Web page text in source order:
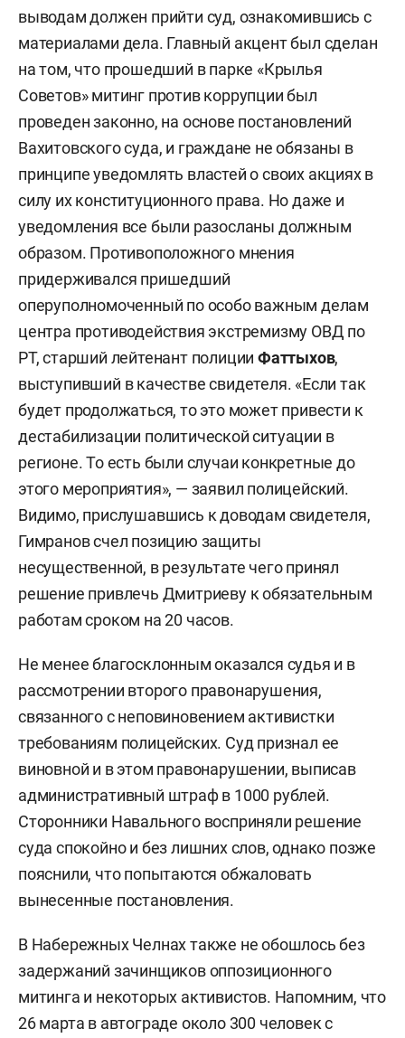
выводам должен прийти суд, ознакомившись с
материалами дела. Главный акцент был сделан
на том, что прошедший в парке «Крылья
Советов» митинг против коррупции был
проведен законно, на основе постановлений
Вахитовского суда, и граждане не обязаны в
принципе уведомлять властей о своих акциях в
силу их конституционного права. Но даже и
уведомления все были разосланы должным
образом. Противоположного мнения
придерживался пришедший
оперуполномоченный по особо важным делам
центра противодействия экстремизму ОВД по
РТ, старший лейтенант полиции Фаттыхов,
выступивший в качестве свидетеля. «Если так
будет продолжаться, то это может привести к
дестабилизации политической ситуации в
регионе. То есть были случаи конкретные до
этого мероприятия», — заявил полицейский.
Видимо, прислушавшись к доводам свидетеля,
Гимранов счел позицию защиты
несущественной, в результате чего принял
решение привлечь Дмитриеву к обязательным
работам сроком на 20 часов.
Не менее благосклонным оказался судья и в
рассмотрении второго правонарушения,
связанного с неповиновением активистки
требованиям полицейских. Суд признал ее
виновной и в этом правонарушении, выписав
административный штраф в 1000 рублей.
Сторонники Навального восприняли решение
суда спокойно и без лишних слов, однако позже
пояснили, что попытаются обжаловать
вынесенные постановления.
В Набережных Челнах также не обошлось без
задержаний зачинщиков оппозиционного
митинга и некоторых активистов. Напомним, что
26 марта в автограде около 300 человек с